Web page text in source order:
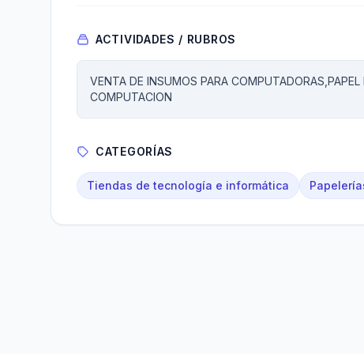
ACTIVIDADES / RUBROS
VENTA DE INSUMOS PARA
COMPUTACION
CATEGORÍAS
Tiendas de tecnología e informática